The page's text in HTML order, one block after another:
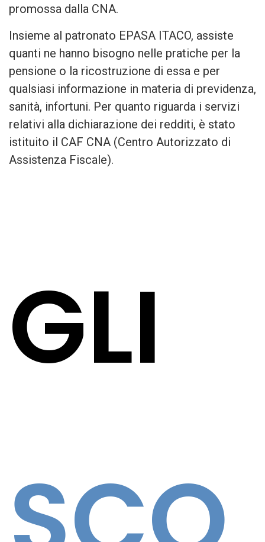
promossa dalla CNA.
Insieme al patronato EPASA ITACO, assiste
quanti ne hanno bisogno nelle pratiche per la
pensione o la ricostruzione di essa e per
qualsiasi informazione in materia di previdenza,
sanità, infortuni. Per quanto riguarda i servizi
relativi alla dichiarazione dei redditi, è stato
istituito il CAF CNA (Centro Autorizzato di
Assistenza Fiscale).
GLI